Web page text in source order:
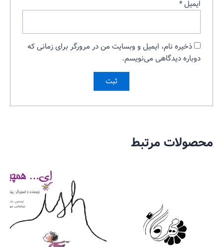
ایمیل*
ذخیره نام، ایمیل و وبسایت من در مرورگر برای زمانی که
دوباره دیدگاهی می‌نویسم.
محصولات مرتبط